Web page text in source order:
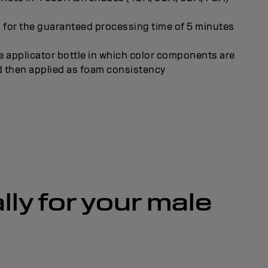
the guaranteed processing time of 5 minutes
applicator bottle in which color components are
then applied as foam consistency
for your male